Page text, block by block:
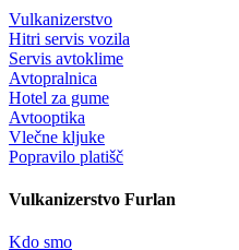
Vulkanizerstvo
Hitri servis vozila
Servis avtoklime
Avtopralnica
Hotel za gume
Avtooptika
Vlečne kljuke
Popravilo platišč
Vulkanizerstvo Furlan
Kdo smo